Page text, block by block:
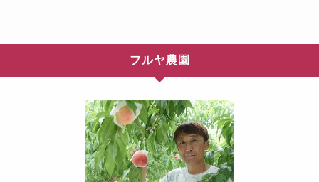
フルヤ農園